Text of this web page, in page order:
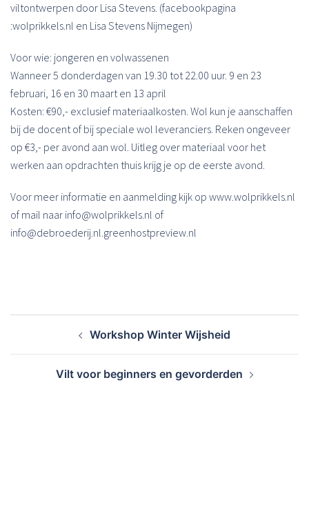
viltontwerpen door Lisa Stevens. (facebookpagina
:wolprikkels.nl en Lisa Stevens Nijmegen)
Voor wie: jongeren en volwassenen
Wanneer 5 donderdagen van 19.30 tot 22.00 uur. 9 en 23
februari, 16 en 30 maart en 13 april
Kosten: €90,- exclusief materiaalkosten. Wol kun je aanschaffen
bij de docent of bij speciale wol leveranciers. Reken ongeveer
op €3,- per avond aan wol. Uitleg over materiaal voor het
werken aan opdrachten thuis krijg je op de eerste avond.
Voor meer informatie en aanmelding kijk op www.wolprikkels.nl
of mail naar info@wolprikkels.nl of
info@debroederij.nl.greenhostpreview.nl
Workshop Winter Wijsheid
Vilt voor beginners en gevorderden